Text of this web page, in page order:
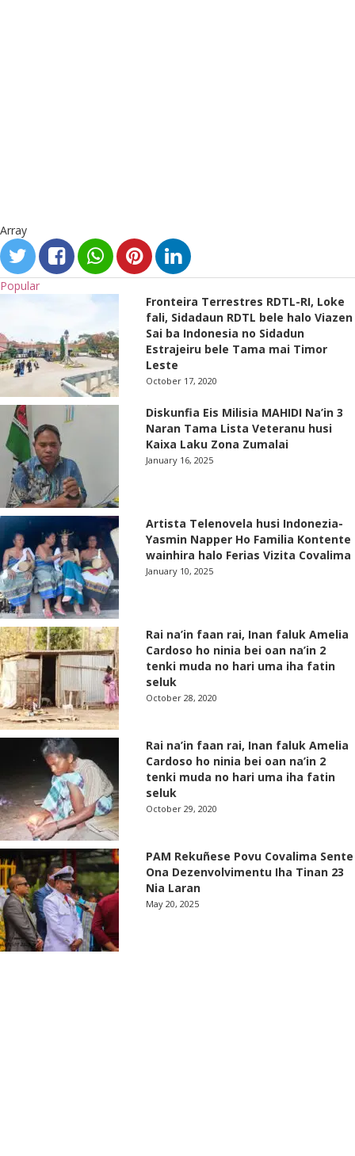
Array
Popular
Fronteira Terrestres RDTL-RI, Loke
fali, Sidadaun RDTL bele halo Viazen
Sai ba Indonesia no Sidadun
Estrajeiru bele Tama mai Timor
Leste
October 17, 2020
Diskunfia Eis Milisia MAHIDI Na’in 3
Naran Tama Lista Veteranu husi
Kaixa Laku Zona Zumalai
January 16, 2025
Artista Telenovela husi Indonezia-
Yasmin Napper Ho Familia Kontente
wainhira halo Ferias Vizita Covalima
January 10, 2025
Rai na’in faan rai, Inan faluk Amelia
Cardoso ho ninia bei oan na’in 2
tenki muda no hari uma iha fatin
seluk
October 28, 2020
Rai na’in faan rai, Inan faluk Amelia
Cardoso ho ninia bei oan na’in 2
tenki muda no hari uma iha fatin
seluk
October 29, 2020
PAM Rekuñese Povu Covalima Sente
Ona Dezenvolvimentu Iha Tinan 23
Nia Laran
May 20, 2025